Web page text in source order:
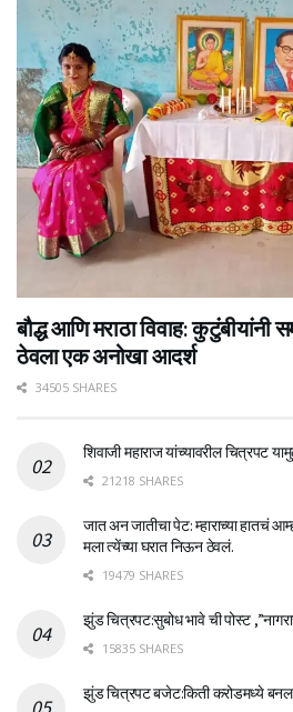
बौद्ध आणि मराठा विवाह: कुटुंबीयांनी
ठेवला एक अनोखा आदर्श
34505 SHARES
शिवाजी महाराज यांच्यावरील चित्रपट
21218 SHARES
जात अन जातीचा पेट: म्हाराच्या हातचं
मला त्येंच्या घरात निऊन ठेवलं.
19479 SHARES
झुंड चित्रपट:सुबोध भावे ची पोस्ट
15835 SHARES
झुंड चित्रपट बजेट:किती करोडमध्ये